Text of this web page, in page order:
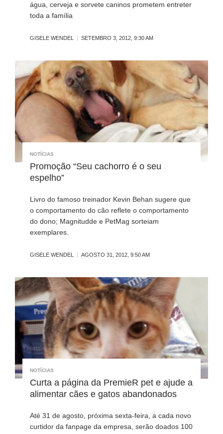
água, cerveja e sorvete caninos prometem entreter
toda a família
GISELE WENDEL SETEMBRO 3, 2012, 9:30 AM
NOTÍCIAS
Promoção “Seu cachorro é o seu
espelho”
Livro do famoso treinador Kevin Behan sugere que
o comportamento do cão reflete o comportamento
do dono; Magnitudde e PetMag sorteiam
exemplares.
GISELE WENDEL AGOSTO 31, 2012, 9:50 AM
NOTÍCIAS
Curta a página da PremieR pet e ajude a
alimentar cães e gatos abandonados
Até 31 de agosto, próxima sexta-feira, a cada novo
curtidor da fanpage da empresa, serão doados 100